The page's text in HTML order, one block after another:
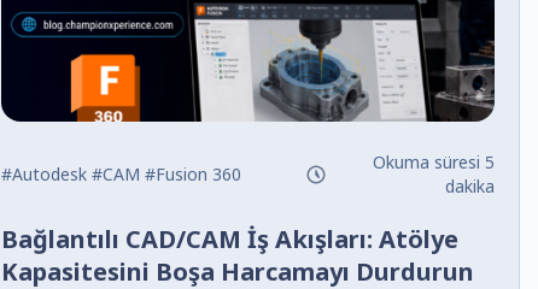
#Autodesk #CAM #Fusion 360
Okuma süresi 5
dakika
Bağlantılı CAD/CAM İş Akışları: Atölye
Kapasitesini Boşa Harcamayı Durdurun